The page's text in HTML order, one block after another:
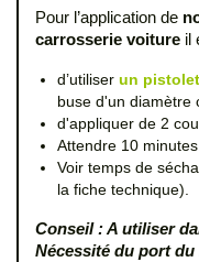
Pour l’application de
carrosserie voiture il
d’utiliser un
buse d'un diamètre
d'appliquer de 2
Attendre 10
Voir temps de
la fiche technique).
Conseil : A utiliser
Nécessité du port du